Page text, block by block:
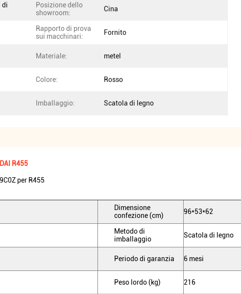
di
Posizione dello
showroom:
Cina
Rapporto di prova
sui macchinari:
Fornito
Materiale: metel
Colore: Rosso
Imballaggio: Scatola di legno
R455
per R455
Dimensione
confezione (cm)
96*53*62
Metodo di
imballaggio
Scatola di legno
Periodo di garanzia 6 mesi
Peso lordo (kg) 216